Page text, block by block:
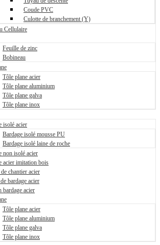
Coude PVC
Culotte de branchement (Y)
Cellulaire
Feuille de zinc
Bobineau
Tôle plane acier
Tôle plane aluminium
Tôle plane galva
Tôle plane inox
isolé acier
Bardage isolé mousse PU
Bardage isolé laine de roche
non isolé acier
acier imitation bois
chantier acier
bardage acier
bardage acier
Tôle plane acier
Tôle plane aluminium
Tôle plane galva
Tôle plane inox